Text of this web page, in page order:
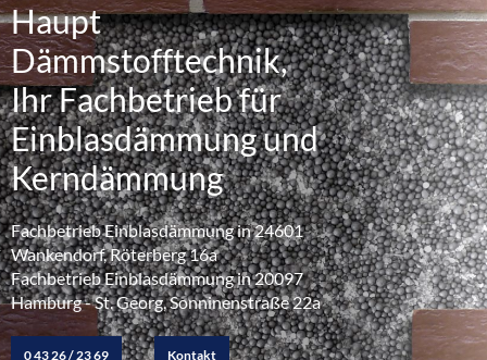
Haupt
Dämmstofftechnik,
Ihr Fachbetrieb für
Einblasdämmung und
Kerndämmung
Fachbetrieb Einblasdämmung in 24601
Wankendorf, Röterberg 16a
Fachbetrieb Einblasdämmung in 20097
Hamburg - St. Georg, Sonninenstraße 22a
0 43 26 / 23 69 Kontakt